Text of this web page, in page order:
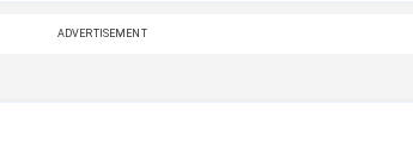
ADVERTISEMENT